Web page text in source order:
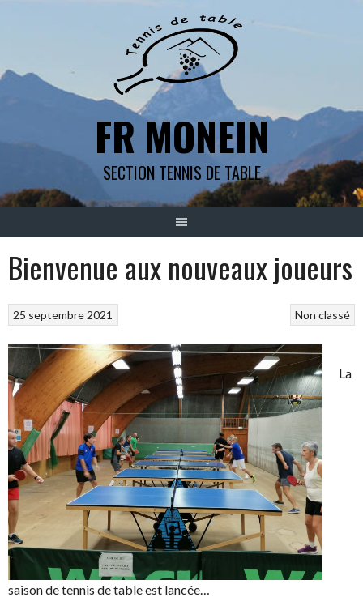
FR MONEIN
SECTION TENNIS DE TABLE
Bienvenue aux nouveaux joueurs
Non classé
25 septembre 2021
La
saison de tennis de table est lancée…